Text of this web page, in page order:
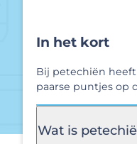
In het kort
Bij petechiën
paarse puntjes op
Wat is